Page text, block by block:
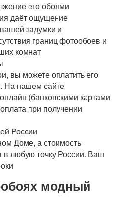
его обоями
даёт ощущение
задумки и
границ фотообоев и
комнат
вы можете оплатить его
На нашем сайте
(банковскими картами
при получении
России
Доме, а стоимость
в любую точку России. Ваш
модный